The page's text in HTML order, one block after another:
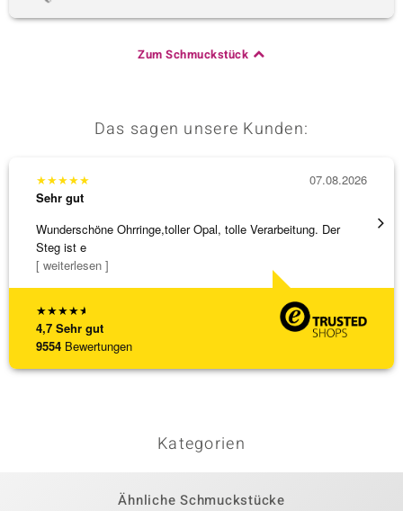
Zum Schmuckstück
Das sagen unsere Kunden:
★★★★★
4,7 Sehr gut
9554 Bewertungen
★★★★★
Sehr gut
Wunderschöne Ohrringe,toller Opal, tolle Verarbeitung. Der
Steg ist e
[ weiterlesen ]
07.08.2026
Alles
Kategorien
Ähnliche Schmuckstücke